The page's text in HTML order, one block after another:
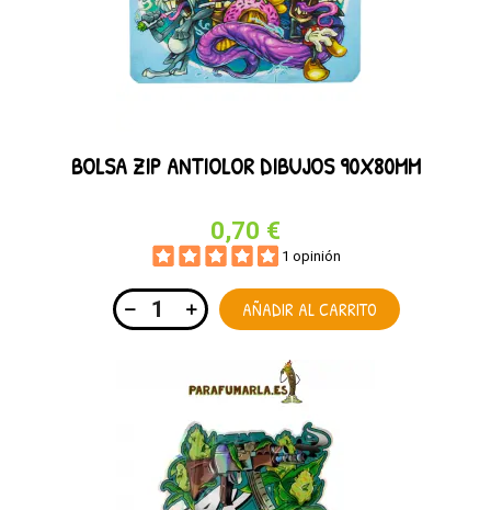
BOLSA ZIP ANTIOLOR DIBUJOS 90X80MM
0,70 €
1 opinión
AÑADIR AL CARRITO